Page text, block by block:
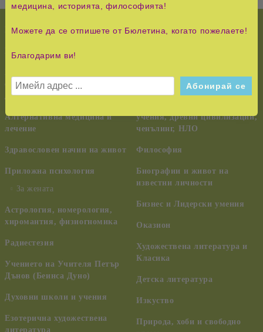
НОВО!
КУРС НА ЧУДЕСАТА
Езотерика,
самоусъвършенстване,
духовно развитие
Алтернативна медицина и
лечение
Здравословен начин на живот
Приложна психология
За жената
Астрология, номерология,
хиромантия, физиогномика
Радиестезия
Учението на Учителя Петър
Дънов (Беинса Дуно)
Духовни школи и учения
Езотерична художествена
литература
История и Съвременност
Тайни и загадки
учения, древни цивилизации,
ченълинг, НЛО
Философия
Биографии и живот на
известни личности
Бизнес и Лидерски умения
Оказион
Художествена литература и
Класика
Детска литература
Изкуство
Природа, хоби и свободно
медицина, историята, философията!
Можете да се отпишете от Бюлетина, когато пожелаете!
Благодарим ви!